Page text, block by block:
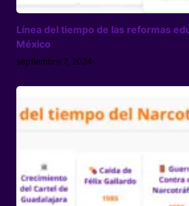
Línea del tiempo de las reformas
México
septiembre 7, 2024